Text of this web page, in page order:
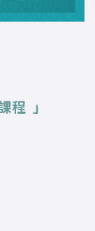
程 」